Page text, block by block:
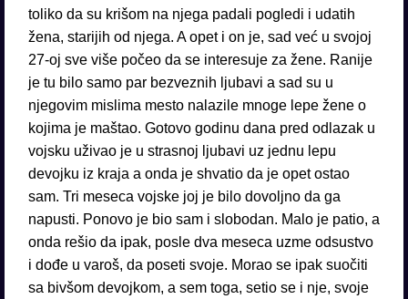
toliko da su krišom na njega padali pogledi i udatih
žena, starijih od njega. A opet i on je, sad već u svojoj
27-oj sve više počeo da se interesuje za žene. Ranije
je tu bilo samo par bezveznih ljubavi a sad su u
njegovim mislima mesto nalazile mnoge lepe žene o
kojima je maštao. Gotovo godinu dana pred odlazak u
vojsku uživao je u strasnoj ljubavi uz jednu lepu
devojku iz kraja a onda je shvatio da je opet ostao
sam. Tri meseca vojske joj je bilo dovoljno da ga
napusti. Ponovo je bio sam i slobodan. Malo je patio, a
onda rešio da ipak, posle dva meseca uzme odsustvo
i dođe u varoš, da poseti svoje. Morao se ipak suočiti
sa bivšom devojkom, a sem toga, setio se i nje, svoje